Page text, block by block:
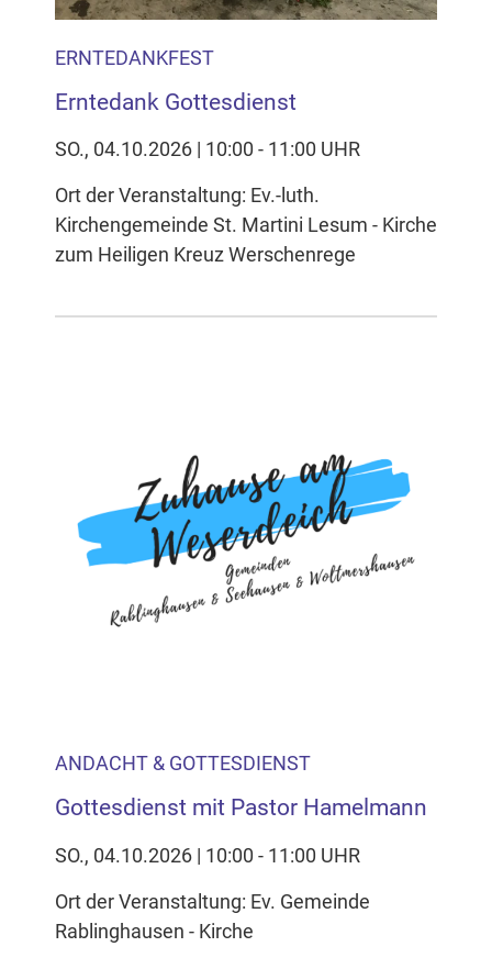
ERNTEDANKFEST
Erntedank Gottesdienst
SO., 04.10.2026 | 10:00 - 11:00 UHR
Ort der Veranstaltung: Ev.-luth.
Kirchengemeinde St. Martini Lesum - Kirche
zum Heiligen Kreuz Werschenrege
ANDACHT & GOTTESDIENST
Gottesdienst mit Pastor Hamelmann
SO., 04.10.2026 | 10:00 - 11:00 UHR
Ort der Veranstaltung: Ev. Gemeinde
Rablinghausen - Kirche